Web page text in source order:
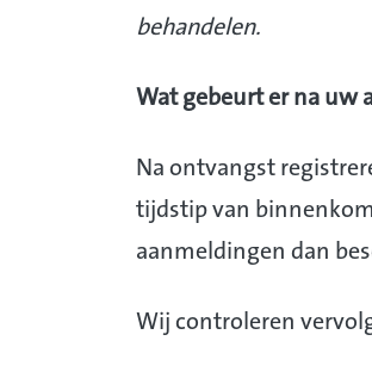
behandelen.
Wat gebeurt er na uw
Na ontvangst
tijdstip van
aanmeldingen dan
Wij controleren